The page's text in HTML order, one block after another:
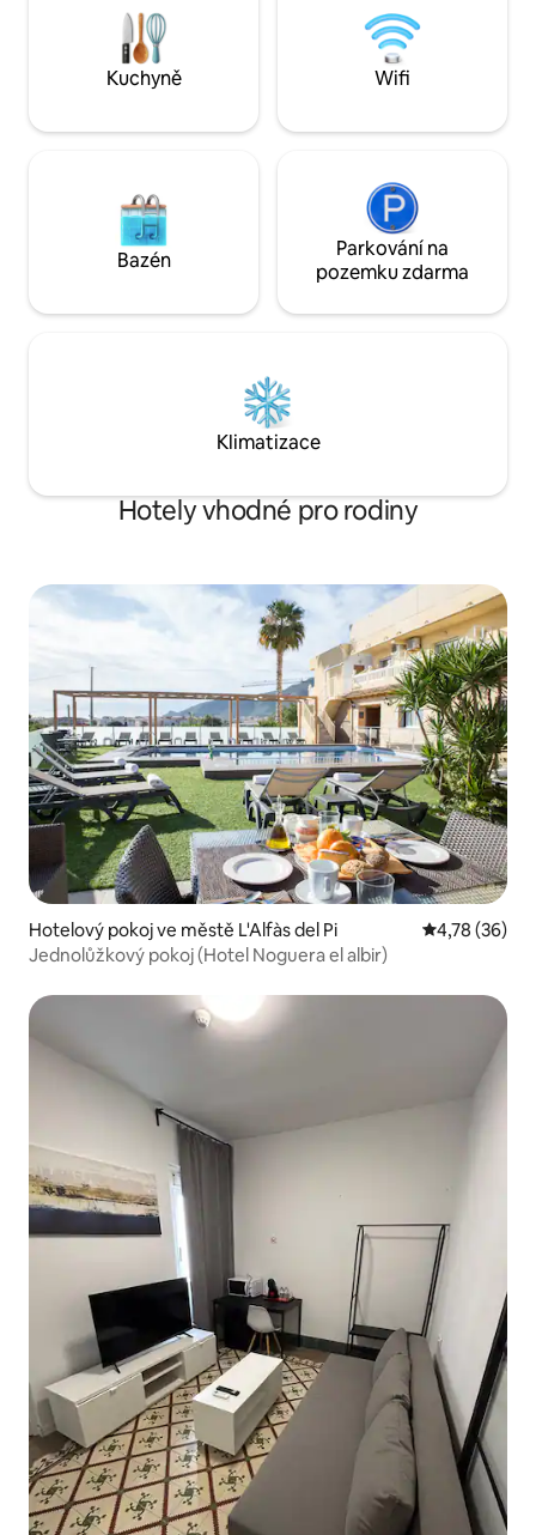
a tělo pro snadné osvěžení. Díky
zatemňovacím žaluziím a účinné
klimatizaci se můžeš odpojit od města
a upadnout do hlubokého spánku.
local treasures
accommodation.
Kuchyně Wifi
Bazén
Parkování na
pozemku zdarma
Klimatizace
Hotely vhodné pro rodiny
Hotelový pokoj ve městě L'Alfàs del Pi Průměrné
4,78 (36)
Jednolůžkový pokoj (Hotel Noguera el albir)